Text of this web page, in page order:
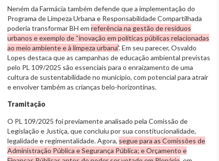
Neném da Farmácia também defende que a implementação do
Programa de Limpeza Urbana e Responsabilidade Compartilhada
poderia transformar BH em referência na gestão de resíduos
urbanos e exemplo de “inovação em políticas públicas relacionadas
ao meio ambiente e à limpeza urbana”. Em seu parecer, Osvaldo
Lopes destaca que as campanhas de educação ambiental previstas
pelo PL 109/2025 são essenciais para o enraizamento de uma
cultura de sustentabilidade no município, com potencial para atrair
e envolver também as crianças belo-horizontinas.
Tramitação
O PL 109/2025 foi previamente analisado pela Comissão de
Legislação e Justiça, que concluiu por sua constitucionalidade,
legalidade e regimentalidade. Agora, segue para as Comissões de
Administração Pública e Segurança Pública; e Orçamento e